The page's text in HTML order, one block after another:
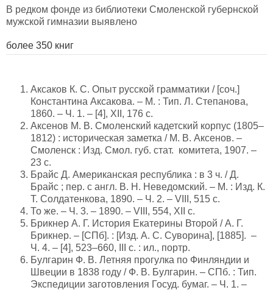
В редком фонде из библиотеки Смоленской губернской
мужской гимназии выявлено
более 350 книг
Аксаков К. С. Опыт русской грамматики / [соч.]
Константина Аксакова. – М. : Тип. Л. Степанова,
1860. – Ч. 1. – [4], XII, 176 с.
Аксенов М. В. Смоленский кадетский корпус (1805–
1812) : историческая заметка / М. В. Аксенов. –
Смоленск : Изд. Смол. губ. стат. комитета, 1907. –
23 с.
Брайс Д. Американская республика : в 3 ч. / Д.
Брайс ; пер. с англ. В. Н. Неведомский. – М. : Изд. К.
Т. Солдатенкова, 1890. – Ч. 2. – VIII, 515 с.
То же. – Ч. 3. – 1890. – VIII, 554, XII с.
Брикнер А. Г. История Екатерины Второй / А. Г.
Брикнер. – [СПб]. : [Изд. А. С. Суворина], [1885]. –
Ч. 4. – [4], 523–660, III с. : ил., портр.
Булгарин Ф. В. Летняя прогулка по Финляндии и
Швеции в 1838 году / Ф. В. Булгарин. – СПб. : Тип.
Экспедиции заготовления Госуд. бумаг. – Ч. 1. –